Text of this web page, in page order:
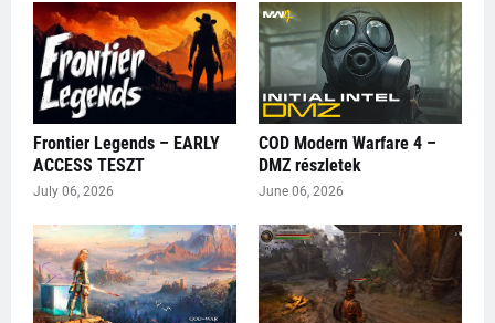
Frontier Legends – EARLY
ACCESS TESZT
July 06, 2026
COD Modern Warfare 4 –
DMZ részletek
June 06, 2026